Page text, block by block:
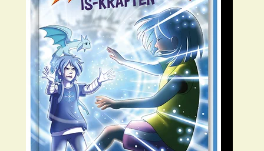
FAQ
För bibliotek